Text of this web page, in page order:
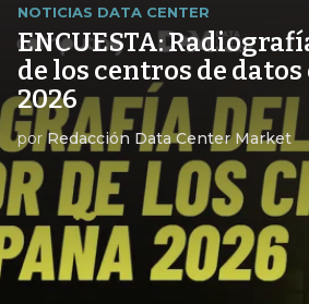
NOTICIAS DATA CENTER
ENCUESTA:
de los centros de datos
2026
porRedacción Data Center Market